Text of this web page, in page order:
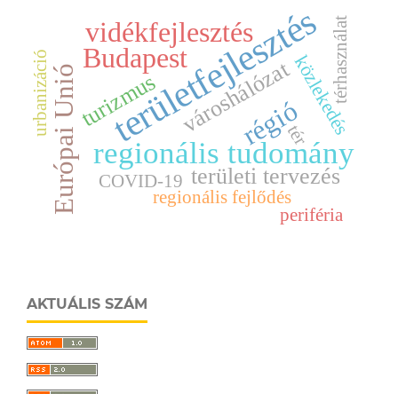
területfejlesztés
regionális tudomány
vidékfejlesztés
Budapest
Európai Unió régió
városhálózat
területi tervezés
turizmus közlekedés
COVID-19
regionális fejlődés
urbanizáció térhasználat
tér
periféria
AKTUÁLIS SZÁM